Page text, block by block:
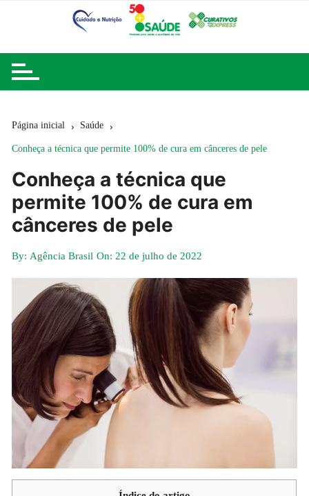
Página inicial Saúde
Conheça a técnica que permite 100% de cura em cânceres de pele
Conheça a técnica que
permite 100% de cura em
cânceres de pele
By: Agência Brasil On:22 de julho de 2022